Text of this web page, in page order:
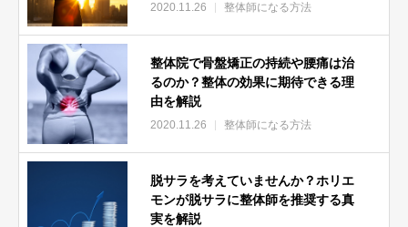
学校にいかなくても「整体師や整体師を教える講師になった方
法」を大公開！！
１．整体師になるための基礎知識
土信田が知っている整体師の情報を赤裸々に公開します。
整体師になる方法と年収は？
整体師になるために、まず初めにやるべき行動は１つ！
[st-minihukidashi fontawesome="" fontsize="80" fontweight=""
bgcolor="#3F51B5" color="#fff" margin="0 0 0 -6px"]ココがポ
2020.11.26 整体師になる方法
整体院で骨盤矯正の持続や腰痛は治
るのか？整体の効果に期待できる理
由を解説
2020.11.26 整体師になる方法
脱サラを考えていませんか？ホリエ
モンが脱サラに整体師を推奨する真
実を解説